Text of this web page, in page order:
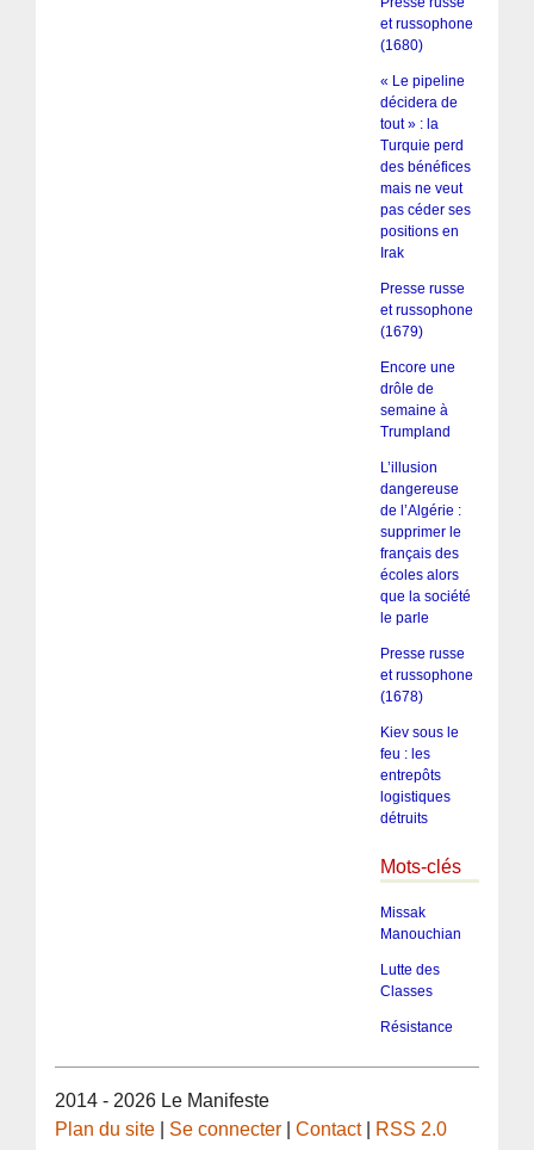
et russophone
(1680)
« Le pipeline
décidera de
tout » : la
Turquie perd
des bénéfices
mais ne veut
pas céder ses
positions en
Irak
Presse russe
et russophone
(1679)
Encore une
drôle de
semaine à
Trumpland
L’illusion
dangereuse
de l’Algérie :
supprimer le
français des
écoles alors
que la société
le parle
Presse russe
et russophone
(1678)
Kiev sous le
feu : les
entrepôts
logistiques
détruits
Mots-clés
Missak
Manouchian
Lutte des
Classes
Résistance
2014 - 2026 Le Manifeste
Plan du site
Se connecter |Contact| RSS 2.0